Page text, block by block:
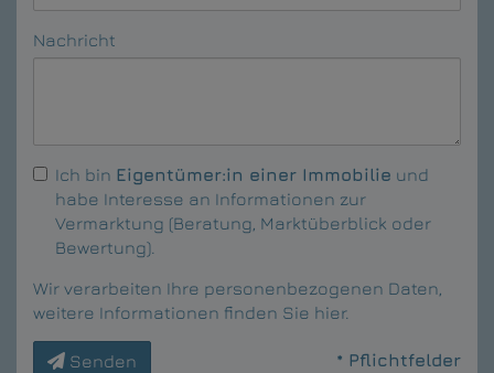
Nachricht
Ich bin Eigentümer:in einer Immobilie und
habe Interesse an Informationen zur
Vermarktung (Beratung, Marktüberblick oder
Bewertung).
Wir verarbeiten Ihre personenbezogenen Daten,
weitere Informationen finden Sie hier.
Senden * Pflichtfelder